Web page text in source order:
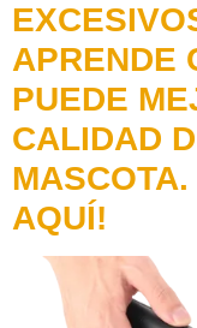
APRENDE
PUEDE
CALIDAD
AQUÍ!